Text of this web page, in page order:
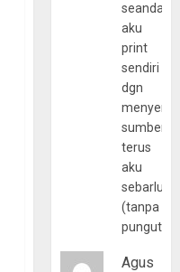
aku
print
sendiri
dgn
sumber
terus
aku
(tanpa
Agus